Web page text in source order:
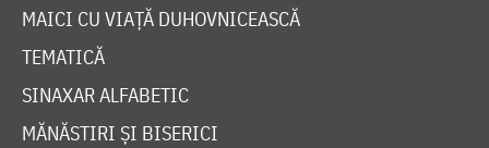
MAICI CU VIAȚĂ DUHOVNICEASCĂ
TEMATICĂ
SINAXAR ALFABETIC
MĂNĂSTIRI ȘI BISERICI